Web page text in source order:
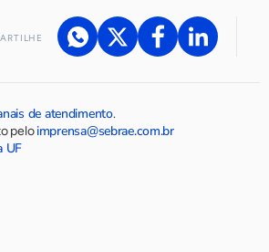
de atendimento.
peloimprensa@sebrae.com.br
UF